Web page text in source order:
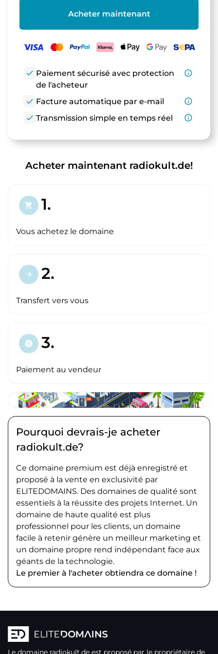
Acheter maintenant
check Paiement sécurisé avec protection
de l'acheteur
info_outline
check Facture automatique par e-mail
info_outline
check Transmission simple en temps réel info_outline
Acheter maintenant radiokult.de!
shopping_cart 1.
Vous achetez le domaine
arrow_forward 2.
Transfert vers vous
paid 3.
Paiement au vendeur
Pourquoi devrais-je acheter
radiokult.de?
Ce domaine premium est déjà enregistré et
proposé à la vente en exclusivité par
ELITEDOMAINS. Des domaines de qualité sont
essentiels à la réussite des projets Internet. Un
domaine de haute qualité est plus
professionnel pour les clients, un domaine
facile à retenir génère un meilleur marketing et
un domaine propre rend indépendant face aux
géants de la technologie.
Le premier à l'acheter obtiendra ce domaine !
Le domaine radiokult.de est proposé par le propriétaire de